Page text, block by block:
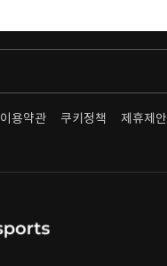
이용약관 쿠키정책 제휴제안